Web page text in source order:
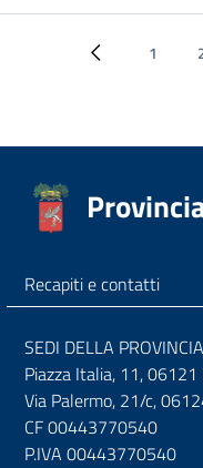
Pagina 1
Recapiti e contatti
SEDI DELLA PROVINCIA
Piazza Italia, 11, 06121
Via Palermo, 21/c,
CF 00443770540
P.IVA 00443770540